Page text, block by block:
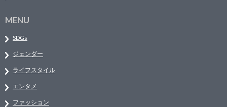
MENU
SDGs
ジェンダー
ライフスタイル
エンタメ
ファッション